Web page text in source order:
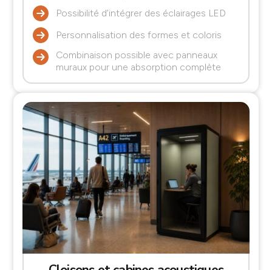
Possibilité d’intégrer des éclairages LED
Personnalisation des formes et coloris
Combinaison possible avec panneaux
muraux pour une absorption complète